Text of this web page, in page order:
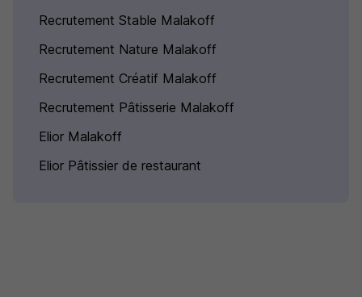
Recrutement Stable Malakoff
Recrutement Nature Malakoff
Recrutement Créatif Malakoff
Recrutement Pâtisserie Malakoff
Elior Malakoff
Elior Pâtissier de restaurant